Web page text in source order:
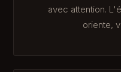
avec attention.
oriente,